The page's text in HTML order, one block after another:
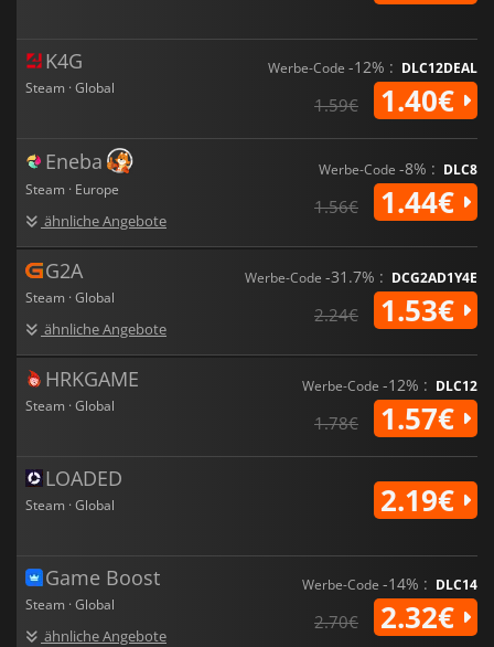
K4G
Steam · Global
Werbe-Code -12% : DLC12DEAL
1.59€ 1.40€
Eneba
Steam · Europe
ähnliche Angebote
Werbe-Code -8% : DLC8
1.56€ 1.44€
G2A
Steam · Global
ähnliche Angebote
Werbe-Code -31.7% : DCG2AD1Y4E
2.24€ 1.53€
HRKGAME
Steam · Global
Werbe-Code -12% : DLC12
1.78€ 1.57€
LOADED
Steam · Global 2.19€
Game Boost
Steam · Global
ähnliche Angebote
Werbe-Code -14% : DLC14
2.70€ 2.32€